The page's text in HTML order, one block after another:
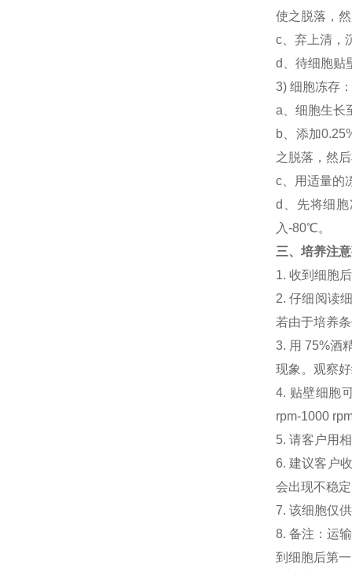
使之脱落，
c、弃上清，
d、待细胞贴
3) 细胞冻存
a、细胞生长
b、添加
之脱落，然
c、用适量的
d、先将细
入-80℃。
三、培养注
1. 收到细胞
2. 仔细阅读
若由于培养
3. 用 75%酒
现象。观察
4. 贴壁细胞
rpm-1000
5. 请客户用
6. 建议客户
会出现不稳
7. 该细胞仅
8. 备注：运
到细胞后第